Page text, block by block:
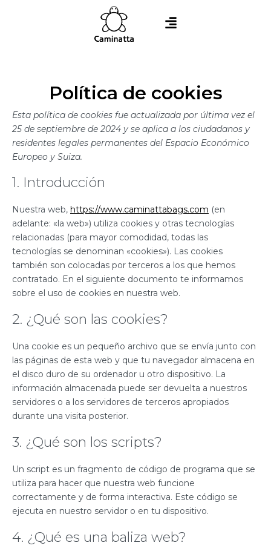
Política de cookies
Esta política de cookies fue actualizada por última vez el
25 de septiembre de 2024 y se aplica a los ciudadanos y
residentes legales permanentes del Espacio Económico
Europeo y Suiza.
1. Introducción
Nuestra web, https://www.caminattabags.com (en
adelante: «la web») utiliza cookies y otras tecnologías
relacionadas (para mayor comodidad, todas las
tecnologías se denominan «cookies»). Las cookies
también son colocadas por terceros a los que hemos
contratado. En el siguiente documento te informamos
sobre el uso de cookies en nuestra web.
2. ¿Qué son las cookies?
Una cookie es un pequeño archivo que se envía junto con
las páginas de esta web y que tu navegador almacena en
el disco duro de su ordenador u otro dispositivo. La
información almacenada puede ser devuelta a nuestros
servidores o a los servidores de terceros apropiados
durante una visita posterior.
3. ¿Qué son los scripts?
Un script es un fragmento de código de programa que se
utiliza para hacer que nuestra web funcione
correctamente y de forma interactiva. Este código se
ejecuta en nuestro servidor o en tu dispositivo.
4. ¿Qué es una baliza web?